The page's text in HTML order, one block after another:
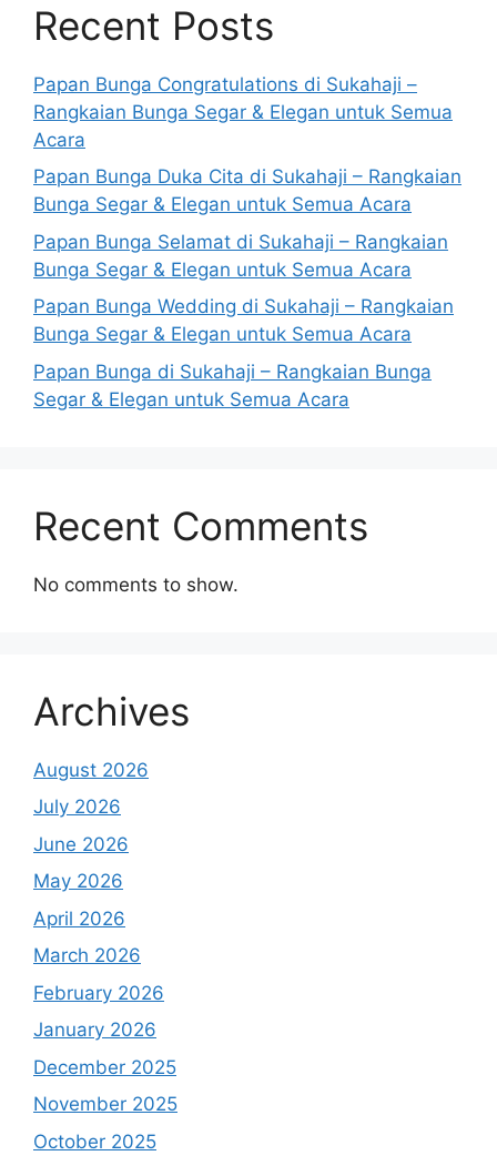
Recent Posts
Papan Bunga Congratulations di Sukahaji –
Rangkaian Bunga Segar & Elegan untuk Semua
Acara
Papan Bunga Duka Cita di Sukahaji – Rangkaian
Bunga Segar & Elegan untuk Semua Acara
Papan Bunga Selamat di Sukahaji – Rangkaian
Bunga Segar & Elegan untuk Semua Acara
Papan Bunga Wedding di Sukahaji – Rangkaian
Bunga Segar & Elegan untuk Semua Acara
Papan Bunga di Sukahaji – Rangkaian Bunga
Segar & Elegan untuk Semua Acara
Recent Comments
No comments to show.
Archives
August 2026
July 2026
June 2026
May 2026
April 2026
March 2026
February 2026
January 2026
December 2025
November 2025
October 2025